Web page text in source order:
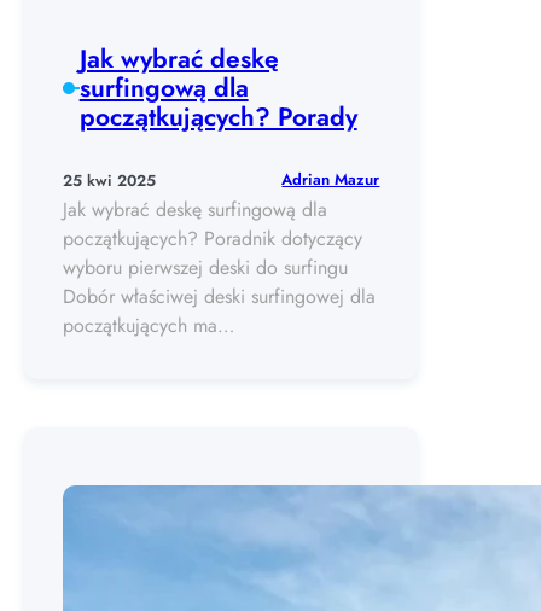
Jak wybrać deskę
surfingową dla
początkujących? Porady
25 kwi 2025 Adrian Mazur
Jak wybrać deskę surfingową dla
początkujących? Poradnik dotyczący
wyboru pierwszej deski do surfingu
Dobór właściwej deski surfingowej dla
początkujących ma…